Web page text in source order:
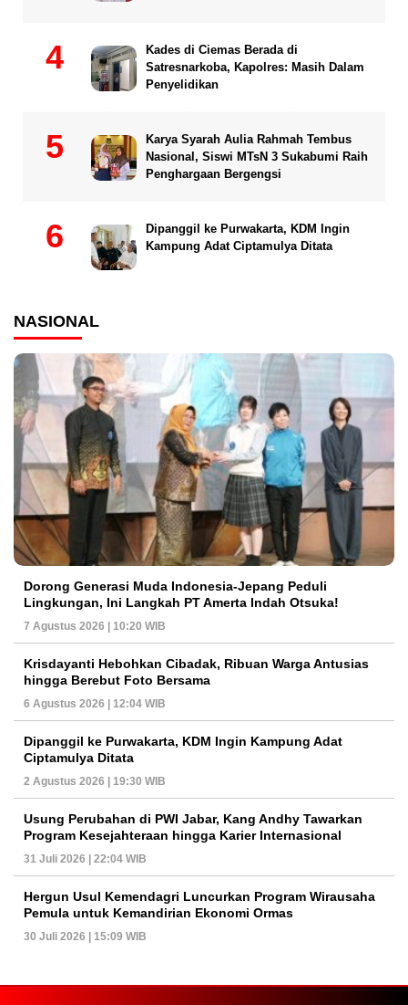
Kades di Ciemas Berada di
Satresnarkoba, Kapolres: Masih Dalam
Penyelidikan
Karya Syarah Aulia Rahmah Tembus
Nasional, Siswi MTsN 3 Sukabumi Raih
Penghargaan Bergengsi
Dipanggil ke Purwakarta, KDM Ingin
Kampung Adat Ciptamulya Ditata
NASIONAL
Dorong Generasi Muda Indonesia-Jepang Peduli
Lingkungan, Ini Langkah PT Amerta Indah Otsuka!
7 Agustus 2026 | 10:20 WIB
Krisdayanti Hebohkan Cibadak, Ribuan Warga Antusias
hingga Berebut Foto Bersama
6 Agustus 2026 | 12:04 WIB
Dipanggil ke Purwakarta, KDM Ingin Kampung Adat
Ciptamulya Ditata
2 Agustus 2026 | 19:30 WIB
Usung Perubahan di PWI Jabar, Kang Andhy Tawarkan
Program Kesejahteraan hingga Karier Internasional
31 Juli 2026 | 22:04 WIB
Hergun Usul Kemendagri Luncurkan Program Wirausaha
Pemula untuk Kemandirian Ekonomi Ormas
30 Juli 2026 | 15:09 WIB